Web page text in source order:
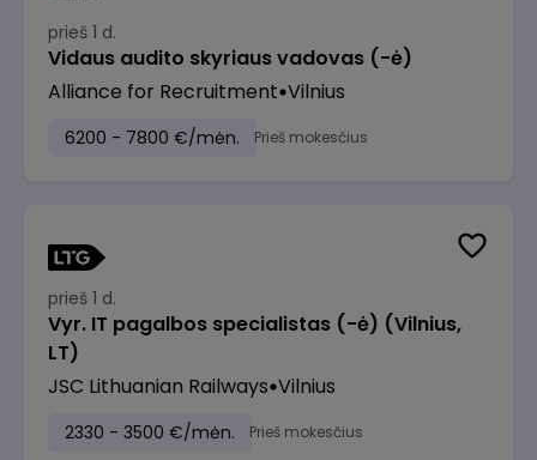
prieš 1 d.
Vidaus audito skyriaus vadovas (-ė)
Alliance for Recruitment Vilnius
6200 - 7800 €/mėn. Prieš mokesčius
prieš 1 d.
Vyr. IT pagalbos specialistas (-ė) (Vilnius,
LT)
JSC Lithuanian Railways Vilnius
2330 - 3500 €/mėn. Prieš mokesčius